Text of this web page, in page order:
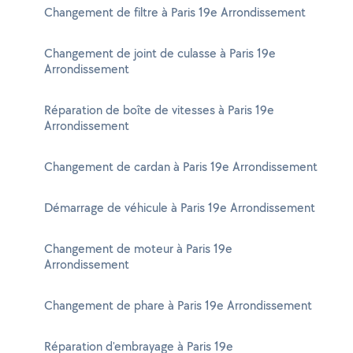
Changement de filtre à Paris 19e Arrondissement
Changement de joint de culasse à Paris 19e
Arrondissement
Réparation de boîte de vitesses à Paris 19e
Arrondissement
Changement de cardan à Paris 19e Arrondissement
Démarrage de véhicule à Paris 19e Arrondissement
Changement de moteur à Paris 19e
Arrondissement
Changement de phare à Paris 19e Arrondissement
Réparation d'embrayage à Paris 19e